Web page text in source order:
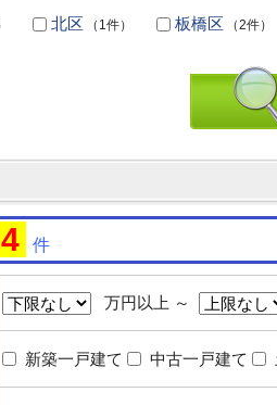
北区 （1件） 板橋区 （2件）
4 件
万円以上 ～
新築一戸建て 中古一戸建て